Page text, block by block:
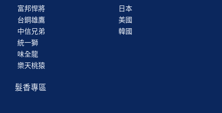
富邦悍將
台鋼雄鷹
中信兄弟
統一獅
味全龍
樂天桃猿
日本
美國
韓國
髮香專區